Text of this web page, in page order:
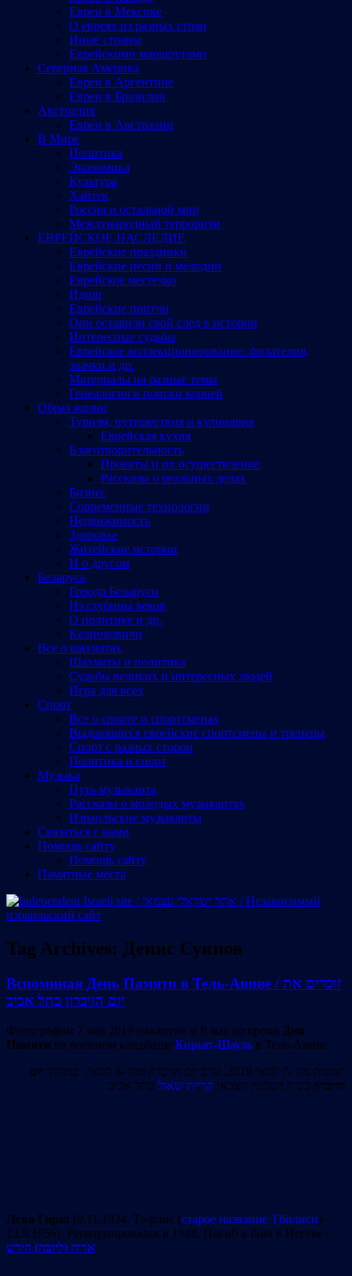
Евреи в Мексике
О евреях из разных стран
Иные страны
Еврейскими маршрутами
Северная Америка
Евреи в Аргентине
Евреи в Бразилии
Австралия
Евреи в Австралии
В Мире
Политика
Экономика
Культура
Хайтек
Россия и остальной мир
Международный терроризм
ЕВРЕЙСКОЕ НАСЛЕДИЕ
Еврейские праздники
Еврейские песни и мелодии
Еврейское местечко
Идиш
Еврейские притчи
Они оставили свой след в истории
Интересные судьбы
Еврейское коллекционирование: филателия,
значки и др.
Материалы на разные темы
Генеалогия и поиски корней
Образ жизни
Туризм, путешествия и кулинария
Еврейская кухня
Благотворительность
Проекты и их осуществление
Рассказы о реальных делах
Бизнес
Современные технологии
Недвижимость
Здоровье
Житейские истории
И о другом
Беларусь
Города Беларуси
Из глубины веков
О политике и др.
Калинковичи
Все о шахматах
Шахматы и политика
Судьбы великих и интересных людей
Игра для всех
Спорт
Все о спорте и спортсменах
Выдающиеся еврейские спортсмены и тренеры
Спорт с разных сторон
Политика и спорт
Музыка
Путь музыканта
Рассказы о молодых музыкантах
Израильские музыканты
Cвязаться с нами
Помощь сайту
Помощь сайту
Памятные места
Tag Archives: Денис Сукнов
Вспоминая День Памяти в Тель-Авиве / זוכרים את
יום הזיכרון בתל אביב
Фотографии 7 мая 2019 накануне и 8 мая во время Дня
Памяти на военном кладбище Кирьят-Шауль в Тель-Авиве
תמונות מה -7 למאי 2019, ערב יום הזיכרון ומה -8 למאי, במהלך
יום
הזיכרון בבית העלמין הצבאי קריית שאול בתל אביב
Лева Гирш (9.11.1934, Тифлис (старое название Тбилиси) –
13.9.1956). Репатриировался в 1948. Погиб в бою в Негеве /
אריה (ליובה) הירש